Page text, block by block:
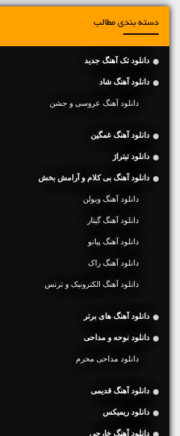
دسته بندی مطالب
دانلود تک آهنگ جدید
دانلود آهنگ شاد
دانلود آهنگ عروسی و جشن
دانلود آهنگ غمگین
دانلود تیتراژ
دانلود آهنگ بی کلام و آرامش بخش
دانلود آهنگ ویولن
دانلود آهنگ گیتار
دانلود آهنگ پیانو
دانلود آهنگ راک
دانلود آهنگ الکترونیک و ترنس
دانلود آهنگ های برتر
دانلود نوحه و مداحی
دانلود مداحی محرم
دانلود آهنگ قدیمی
دانلود ریمیکس
دانلود آهنگ خارجی